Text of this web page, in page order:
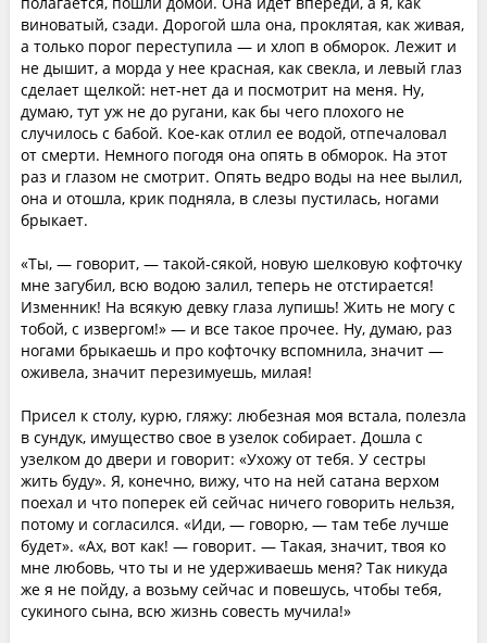
виноватый, сзади. Дорогой шла она, проклятая, как живая,
а только порог переступила — и хлоп в обморок. Лежит и
не дышит, а морда у нее красная, как свекла, и левый глаз
сделает щелкой: нет-нет да и посмотрит на меня. Ну,
думаю, тут уж не до ругани, как бы чего плохого не
случилось с бабой. Кое-как отлил ее водой, отпечаловал
от смерти. Немного погодя она опять в обморок. На этот
раз и глазом не смотрит. Опять ведро воды на нее вылил,
она и отошла, крик подняла, в слезы пустилась, ногами
брыкает.
«Ты, — говорит, — такой-сякой, новую шелковую кофточку
мне загубил, всю водою залил, теперь не отстирается!
Изменник! На всякую девку глаза лупишь! Жить не могу с
тобой, с извергом!» — и все такое прочее. Ну, думаю, раз
ногами брыкаешь и про кофточку вспомнила, значит —
оживела, значит перезимуешь, милая!
Присел к столу, курю, гляжу: любезная моя встала, полезла
в сундук, имущество свое в узелок собирает. Дошла с
узелком до двери и говорит: «Ухожу от тебя. У сестры
жить буду». Я, конечно, вижу, что на ней сатана верхом
поехал и что поперек ей сейчас ничего говорить нельзя,
потому и согласился. «Иди, — говорю, — там тебе лучше
будет». «Ах, вот как! — говорит. — Такая, значит, твоя ко
мне любовь, что ты и не удерживаешь меня? Так никуда
же я не пойду, а возьму сейчас и повешусь, чтобы тебя,
сукиного сына, всю жизнь совесть мучила!»